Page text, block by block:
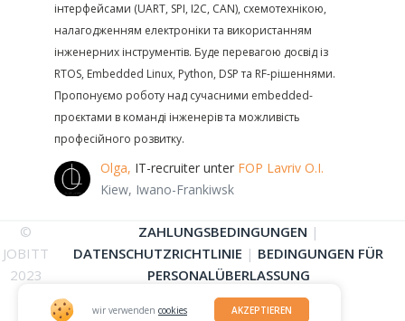
інтерфейсами (UART, SPI, I2C, CAN), схемотехнікою,
налагодженням електроніки та використанням
інженерних інструментів. Буде перевагою досвід із
RTOS, Embedded Linux, Python, DSP та RF-рішеннями.
Пропонуємо роботу над сучасними embedded-
проєктами в команді інженерів та можливість
професійного розвитку.
Olga, IT-recruiter unter FOP Lavriv O.I.
Kiew, Iwano-Frankiwsk
©
JOBITT
2023
ZAHLUNGSBEDINGUNGEN |
DATENSCHUTZRICHTLINIE | BEDINGUNGEN FÜR
PERSONALÜBERLASSUNG
wir verwenden cookies AKZEPTIEREN